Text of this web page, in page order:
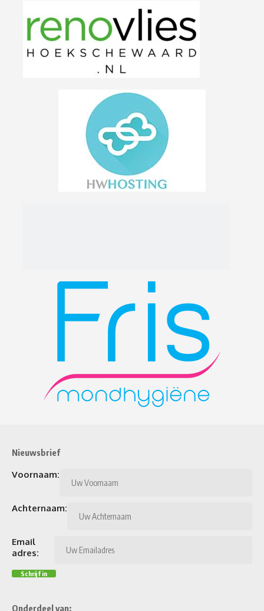
Nieuwsbrief
Voornaam:
Achternaam:
Email
adres:
Onderdeel van: